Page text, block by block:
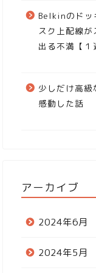
Belkinのドッ
スク上配線が
出る不満【１
少しだけ高級
感動した話
アーカイブ
2024年6月
2024年5月